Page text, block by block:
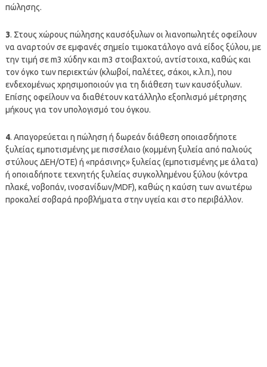
πώλησης.
3. Στους χώρους πώλησης καυσόξυλων οι λιανοπωλητές οφείλουν
να αναρτούν σε εμφανές σημείο τιμοκατάλογο ανά είδος ξύλου, με
την τιμή σε m3 χύδην και m3 στοιβαχτού, αντίστοιχα, καθώς και
τον όγκο των περιεκτών (κλωβοί, παλέτες, σάκοι, κ.λ.π.), που
ενδεχομένως χρησιμοποιούν για τη διάθεση των καυσόξυλων.
Επίσης οφείλουν να διαθέτουν κατάλληλο εξοπλισμό μέτρησης
μήκους για τον υπολογισμό του όγκου.
4. Απαγορεύεται η πώληση ή δωρεάν διάθεση οποιασδήποτε
ξυλείας εμποτισμένης με πισσέλαιο (κομμένη ξυλεία από παλιούς
στύλους ΔΕΗ/ΟΤΕ) ή «πράσινης» ξυλείας (εμποτισμένης με άλατα)
ή οποιαδήποτε τεχνητής ξυλείας συγκολλημένου ξύλου (κόντρα
πλακέ, νοβοπάν, ινοσανίδων/MDF), καθώς η καύση των ανωτέρω
προκαλεί σοβαρά προβλήματα στην υγεία και στο περιβάλλον.